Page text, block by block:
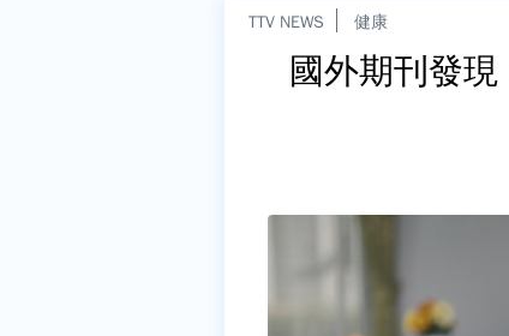
TTV NEWS 健康
國外期刊發